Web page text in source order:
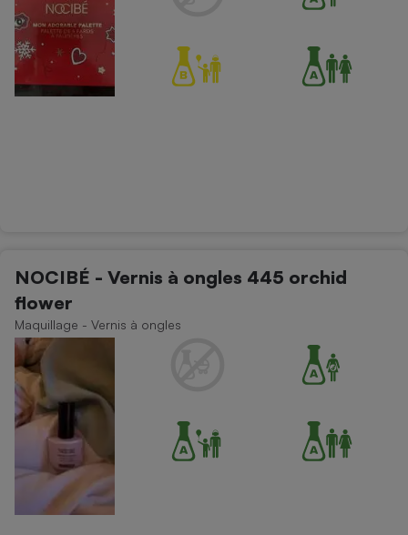
NOCIBÉ - Vernis à ongles 445 orchid
flower
Maquillage - Vernis à ongles